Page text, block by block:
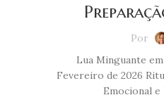
Por
Lua Minguante
Fevereiro de 2026
Emocional e